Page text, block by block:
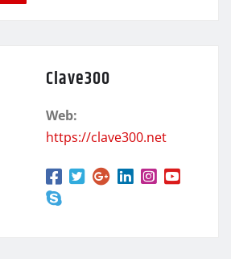
Clave300
Web:
https://clave300.net